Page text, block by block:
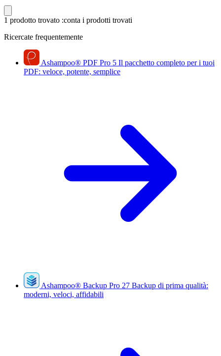
1 prodotto trovato :conta i prodotti trovati
Ricercate frequentemente
Ashampoo® PDF Pro 5 Il pacchetto completo per i tuoi
PDF: veloce, potente, semplice
Ashampoo® Backup Pro 27 Backup di prima qualità:
moderni, veloci, affidabili